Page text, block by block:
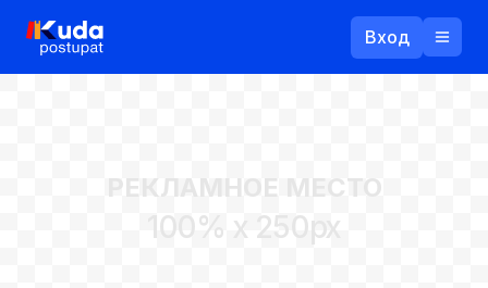
Вход
РЕКЛАМНОЕ МЕСТО
100% x 250px